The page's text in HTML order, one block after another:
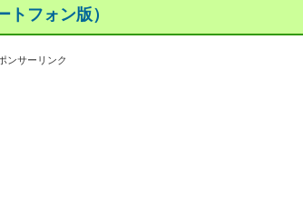
トフォン版）
ンサーリンク